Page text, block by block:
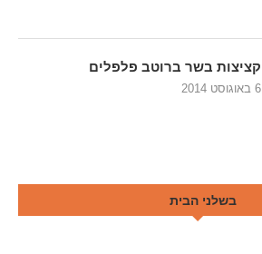
קציצות בשר ברוטב פלפלים
6 באוגוסט 2014
בשלני הבית